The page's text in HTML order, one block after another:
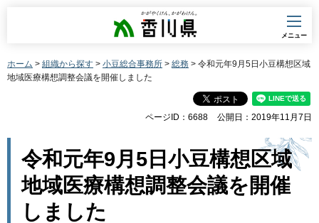
香川県
メニュー
ホーム > 組織から探す > 小豆総合事務所 > 総務 > 令和元年9月5日小豆構想区域
地域医療構想調整会議を開催しました
ページID：6688 公開日：2019年11月7日
令和元年9月5日小豆構想区域
地域医療構想調整会議を開催
しました